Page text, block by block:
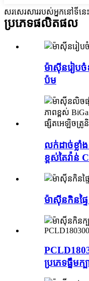
សរសេរសាររបស់អ្នកនៅទីនេ
ប្រភេទផលិតផល
ម៉ាស៊ីនរៀប
ប៉ម
លក់ដាច់ខ្ល
ខ្ពស់តៃវ៉ាន់
ម៉ាស៊ីនកិនផ្ទ
ប្រភេទធ្នឹម